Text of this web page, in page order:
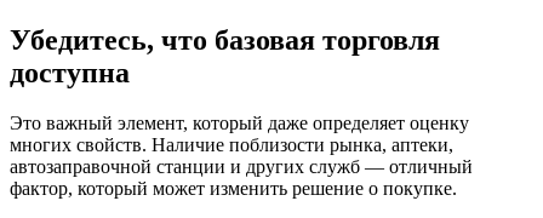
Убедитесь, что базовая торговля
доступна
Это важный элемент, который даже определяет оценку
многих свойств. Наличие поблизости рынка, аптеки,
автозаправочной станции и других служб — отличный
фактор, который может изменить решение о покупке.